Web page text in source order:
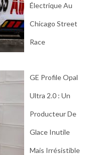
Électrique Au
Chicago Street
Race
GE Profile Opal
Ultra 2.0 : Un
Producteur De
Glace Inutile
Mais Irrésistible